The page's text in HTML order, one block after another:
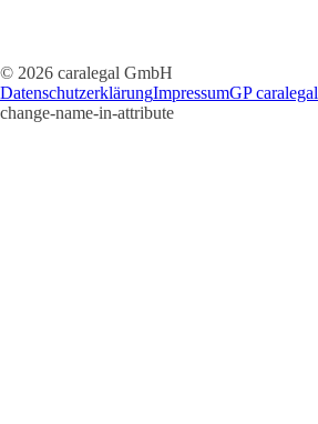
© 2026 caralegal GmbH
DatenschutzerklärungImpressumGP caralegal
change-name-in-attribute